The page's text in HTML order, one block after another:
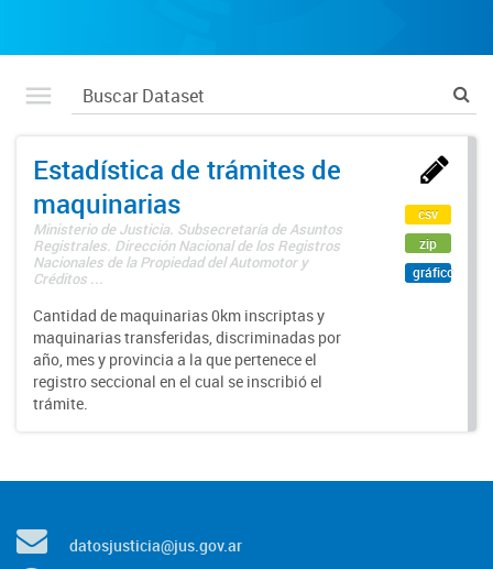
Estadística de trámites de
maquinarias
Ministerio de Justicia. Subsecretaría de Asuntos
Registrales. Dirección Nacional de los Registros
Nacionales de la Propiedad del Automotor y
Créditos ...
Cantidad de maquinarias 0km inscriptas y
maquinarias transferidas, discriminadas por
año, mes y provincia a la que pertenece el
registro seccional en el cual se inscribió el
trámite.
csv
zip
gráfico
datosjusticia@jus.gov.ar